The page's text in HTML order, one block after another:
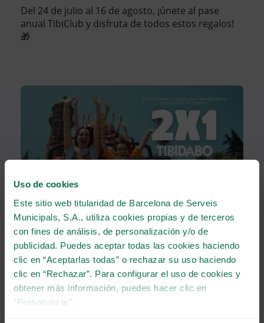
Uso de cookies
Este sitio web titularidad de Barcelona de Serveis
Municipals, S.A., utiliza cookies propias y de terceros
con fines de análisis, de personalización y/o de
publicidad. Puedes aceptar todas las cookies haciendo
clic en “Aceptarlas todas” o rechazar su uso haciendo
clic en “Rechazar”. Para configurar el uso de cookies y
obtener más información, puedes hacer clic en
“Personalizar”.
Del 24 de julio al 16 de agosto, ¡únete al pase
anual TibiClub y disfruta de todos estos regalos!
🎁
24 de Julio de 2026
¡Disfruta de un 2x1 para terminar
julio!
¡Del 26 al 31 de julio, ven al Tibidabo con un 2x1!
CERRAR